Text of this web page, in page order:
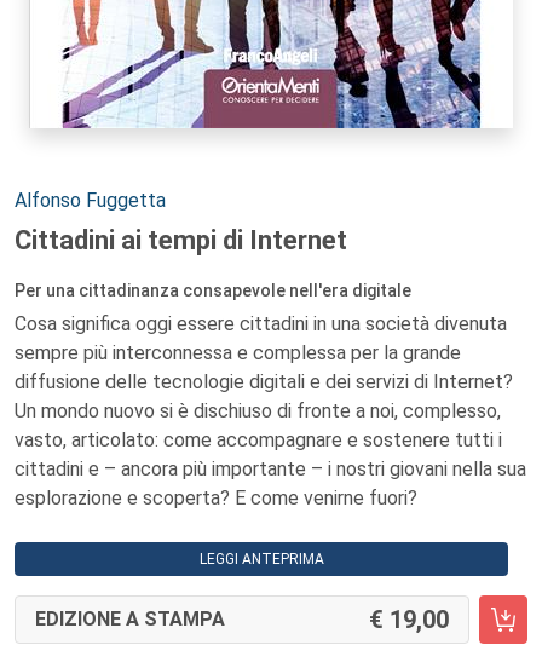
Autori:
Alfonso Fuggetta
Cittadini ai tempi di Internet
Per una cittadinanza consapevole nell'era digitale
Cosa significa oggi essere cittadini in una società divenuta
sempre più interconnessa e complessa per la grande
diffusione delle tecnologie digitali e dei servizi di Internet?
Un mondo nuovo si è dischiuso di fronte a noi, complesso,
vasto, articolato: come accompagnare e sostenere tutti i
cittadini e – ancora più importante – i nostri giovani nella sua
esplorazione e scoperta? E come venirne fuori?
LEGGI ANTEPRIMA
EDIZIONE A STAMPA 19,00